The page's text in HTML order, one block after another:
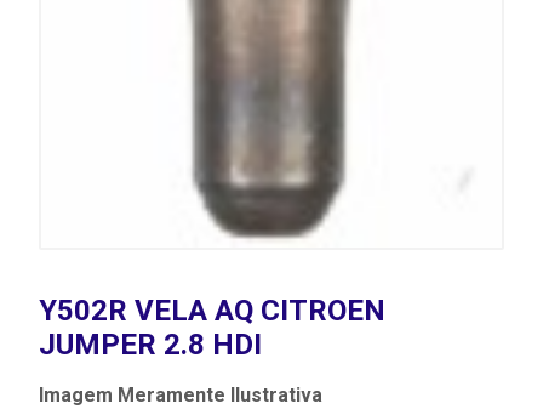
Y502R VELA AQ CITROEN
JUMPER 2.8 HDI
Imagem Meramente Ilustrativa